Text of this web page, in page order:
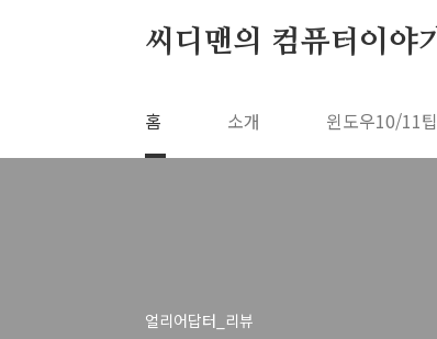
씨디맨의 컴퓨터이야기
홈 소개 윈도우10/11팁
얼리어답터_리뷰